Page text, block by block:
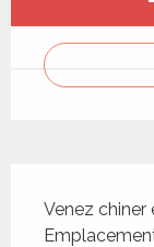
Venez chiner